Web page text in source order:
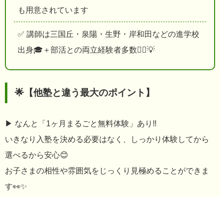
も用意されています
✅ 講師は三国丘・泉陽・生野・岸和田などの進学校
出身🎓＋部活との両立経験者多数🏃‍♂️💡
🌟【他塾と違う最大のポイント】
▶ なんと「1ヶ月まるごと無料体験」あり‼️
いきなり入塾を決める必要はなく、しっかり体験してから
選べるから安心😊
お子さまの相性や雰囲気をじっくり見極めることができま
す👀✨